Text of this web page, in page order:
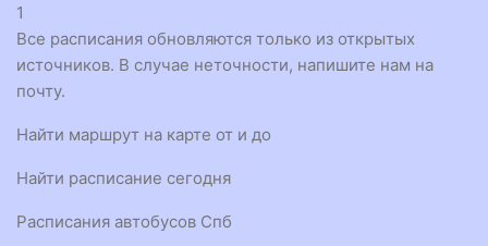
1
Все расписания обновляются только из открытых
источников. В случае неточности, напишите нам на
почту.
Найти маршрут на карте от и до
Найти расписание сегодня
Расписания автобусов Спб